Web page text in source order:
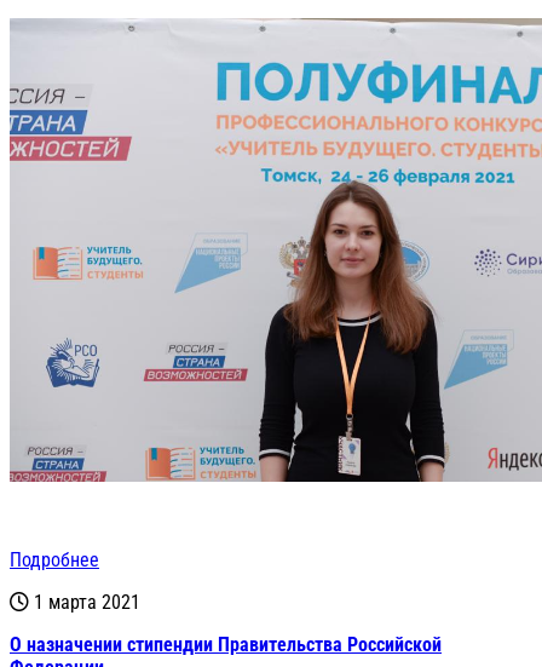
Подробнее
1 марта 2021
О назначении стипендии Правительства Российской